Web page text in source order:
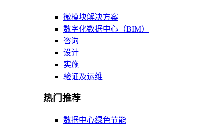
微模块解决方案
数字化数据中心（BIM）
咨询
设计
实施
验证及运维
热门推荐
数据中心绿色节能